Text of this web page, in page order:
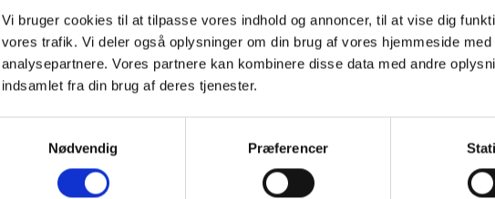
Vi bruger cookies til at tilpasse vores indhold og annoncer, til at vise dig
vores trafik. Vi deler også oplysninger om din brug af vores hjemmeside
analysepartnere. Vores partnere kan kombinere disse data med andre
indsamlet fra din brug af deres tjenester.
Nødvendig
Præferencer
Med venlig hilsen
Bent Madsen / Birgitte Fæster